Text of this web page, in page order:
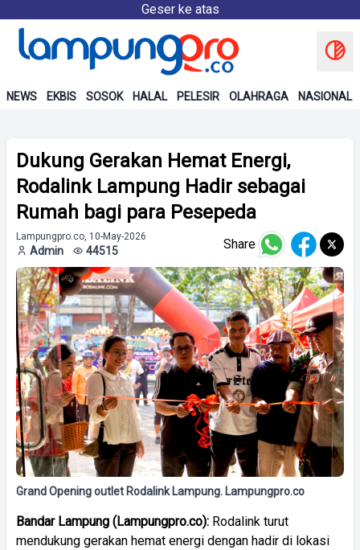
Geser ke atas
NEWS EKBIS SOSOK HALAL PELESIR OLAHRAGA NASIONAL
Dukung Gerakan Hemat Energi,
Rodalink Lampung Hadir sebagai
Rumah bagi para Pesepeda
Lampungpro.co, 10-May-2026
Admin 44515 Share
Grand Opening outlet Rodalink Lampung. Lampungpro.co
Bandar Lampung (Lampungpro.co): Rodalink turut
mendukung gerakan hemat energi dengan hadir di lokasi